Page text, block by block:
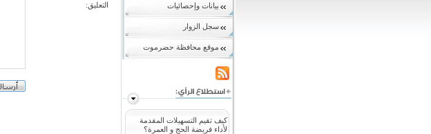
بيانات وإحصائيات
سجل الزوار
موقع محافظة حضرموت
كيف تقيم التسهيلات المقدمة
لأداء فريضة الحج و العمرة؟
التعليق: